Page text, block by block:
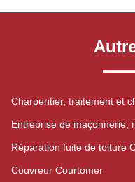
Charpentier, traitement et
Entreprise de maçonnerie,
Réparation fuite de toiture
Couvreur Courtomer